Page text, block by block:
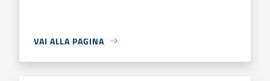
VAI ALLA PAGINA